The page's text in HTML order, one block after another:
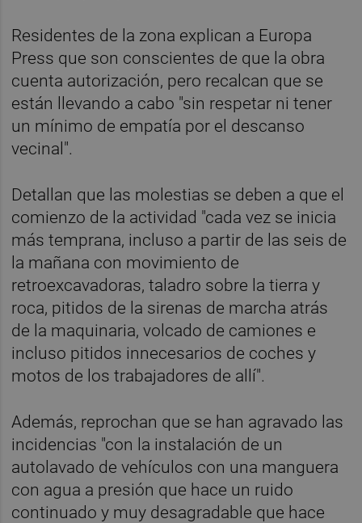
Residentes de la zona explican a Europa
Press que son conscientes de que la obra
cuenta autorización, pero recalcan que se
están llevando a cabo "sin respetar ni tener
un mínimo de empatía por el descanso
vecinal".
Detallan que las molestias se deben a que el
comienzo de la actividad "cada vez se inicia
más temprana, incluso a partir de las seis de
la mañana con movimiento de
retroexcavadoras, taladro sobre la tierra y
roca, pitidos de la sirenas de marcha atrás
de la maquinaria, volcado de camiones e
incluso pitidos innecesarios de coches y
motos de los trabajadores de allí".
Además, reprochan que se han agravado las
incidencias "con la instalación de un
autolavado de vehículos con una manguera
con agua a presión que hace un ruido
continuado y muy desagradable que hace